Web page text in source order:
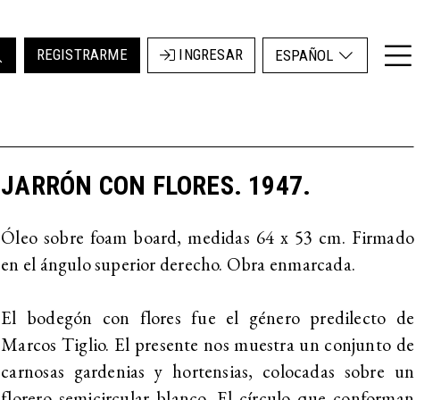
REGISTRARME INGRESAR ESPAÑOL
JARRÓN CON FLORES. 1947.
Óleo sobre foam board, medidas 64 x 53 cm. Firmado
en el ángulo superior derecho. Obra enmarcada.
El bodegón con flores fue el género predilecto de
Marcos Tiglio. El presente nos muestra un conjunto de
carnosas gardenias y hortensias, colocadas sobre un